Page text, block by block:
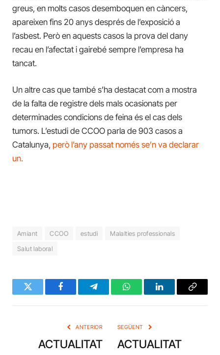
greus, en molts casos desemboquen en càncers,
apareixen fins 20 anys després de l’exposició a
l’asbest. Però en aquests casos la prova del dany
recau en l’afectat i gairebé sempre l’empresa ha
tancat.
Un altre cas que també s’ha destacat com a mostra
de la falta de registre dels mals ocasionats per
determinades condicions de feina és el cas dels
tumors. L’estudi de CCOO parla de 903 casos a
Catalunya, però l’any passat només se’n va declarar
un.
Amiant CCOO estudi
Malalties professionals
Salut laboral
Twitter FacebookTelegramWhatsAppLinkedInCopy
ANTERIOR
ACTUALITAT
SEGÜENT
ACTUALITAT